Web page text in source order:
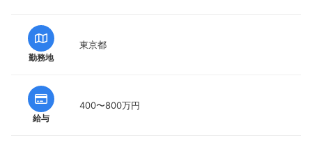
勤務地
東京都
給与
400〜800万円